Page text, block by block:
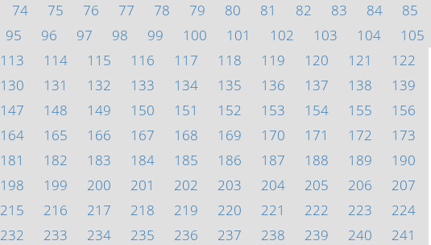
74 75 76 77 78 79 80 81 82 83 84
85
95 96 97 98 99 100 101 102 103 104
105
113 114 115 116 117 118 119 120 121
122
130 131 132 133 134 135 136 137 138
139
147 148 149 150 151 152 153 154 155
156
164 165 166 167 168 169 170 171 172
173
181 182 183 184 185 186 187 188 189
190
198 199 200 201 202 203 204 205 206
207
215 216 217 218 219 220 221 222 223
224
232 233 234 235 236 237 238 239 240
241